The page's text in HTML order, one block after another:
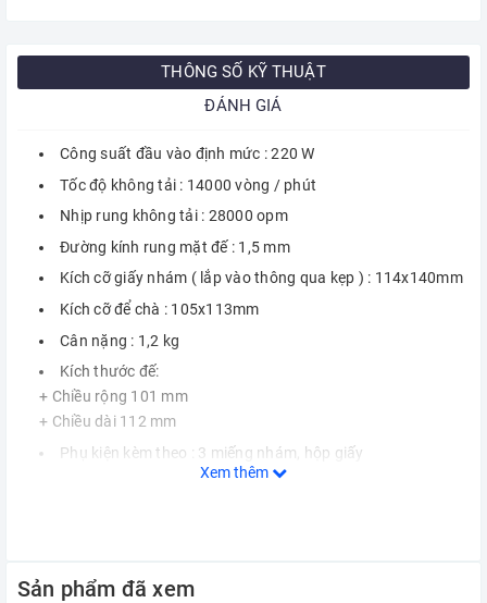
THÔNG SỐ KỸ THUẬT
ĐÁNH GIÁ
Công suất đầu vào định mức : 220 W
Tốc độ không tải : 14000 vòng / phút
Nhịp rung không tải : 28000 opm
Đường kính rung mặt đế : 1,5 mm
Kích cỡ giấy nhám ( lắp vào thông qua kẹp ) : 114x140mm
Kích cỡ để chà : 105x113mm
Cân nặng : 1,2 kg
Kích thước đế:
+ Chiều rộng 101 mm
+ Chiều dài 112 mm
Phụ kiện kèm theo : 3 miếng nhám, hộp giấy
Xem thêm
Sản phẩm đã xem